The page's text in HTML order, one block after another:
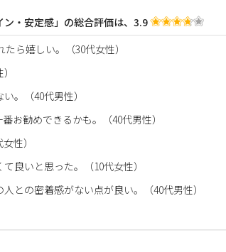
ン・安定感」の総合評価は、3.9
ら嬉しい。（30代女性）
。（40代男性）
お勧めできるかも。（40代男性）
性）
良いと思った。（10代女性）
との密着感がない点が良い。（40代男性）